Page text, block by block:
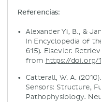
Referencias:
Alexander Yi, B., &
In Encyclopedia of
615). Elsevier.
from https://doi.org/
Catterall, W. A.
Sensors: Structure,
Pathophysiology.